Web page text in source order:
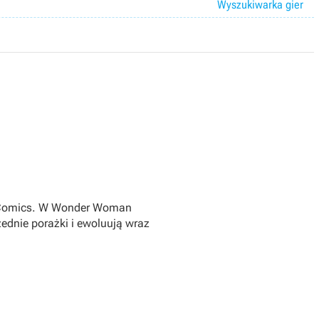
Wyszukiwarka gier
W Wonder Woman
porażki i ewoluują wraz